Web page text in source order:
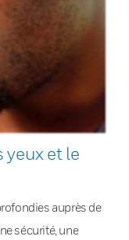
yeux et le
auprès de
sécurité, une